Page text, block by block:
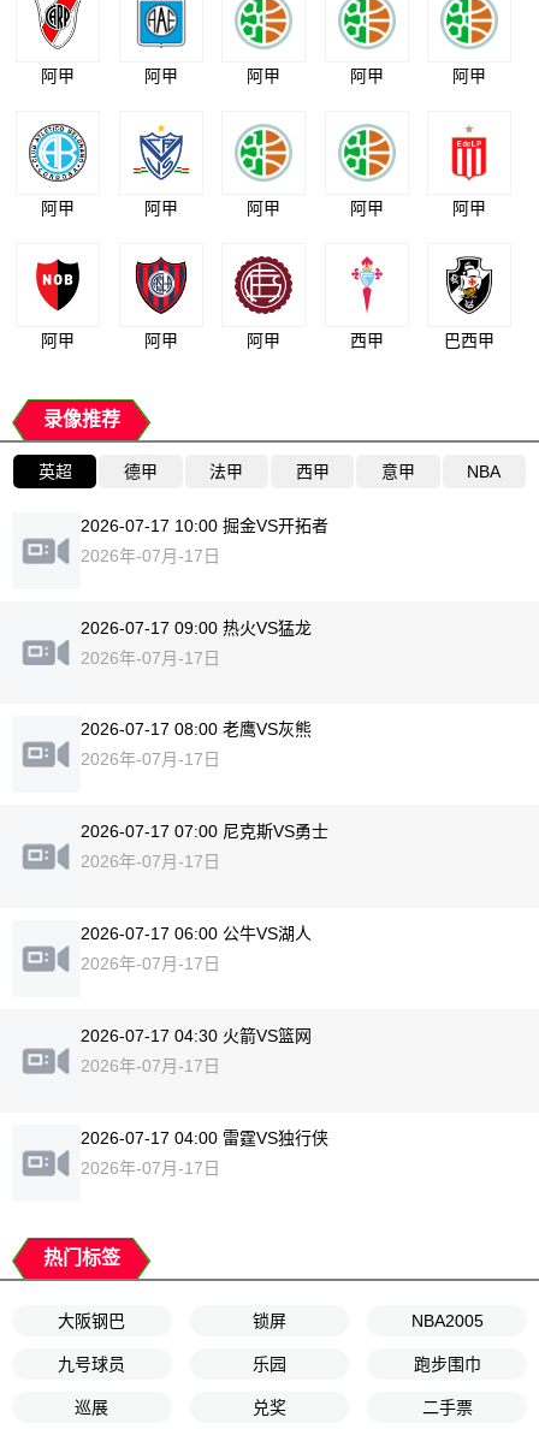
阿甲 阿甲 阿甲 阿甲 阿甲
阿甲 阿甲 阿甲 阿甲 阿甲
阿甲 阿甲 阿甲 西甲 巴西甲
录像推荐
英超 德甲 法甲 西甲 意甲 NBA
2026-07-17 10:00 掘金VS开拓者
2026年-07月-17日
2026-07-17 09:00 热火VS猛龙
2026年-07月-17日
2026-07-17 08:00 老鹰VS灰熊
2026年-07月-17日
2026-07-17 07:00 尼克斯VS勇士
2026年-07月-17日
2026-07-17 06:00 公牛VS湖人
2026年-07月-17日
2026-07-17 04:30 火箭VS篮网
2026年-07月-17日
2026-07-17 04:00 雷霆VS独行侠
2026年-07月-17日
热门标签
大阪钢巴 锁屏 NBA2005
九号球员 乐园 跑步围巾
巡展 兑奖 二手票